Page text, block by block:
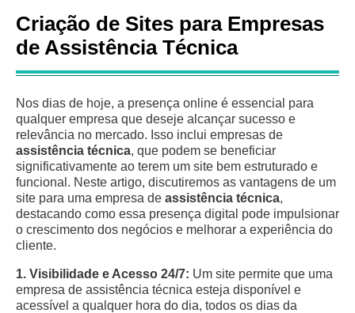
Criação de Sites para Empresas
de Assistência Técnica
Nos dias de hoje, a presença online é essencial para
qualquer empresa que deseje alcançar sucesso e
relevância no mercado. Isso inclui empresas de
assistência técnica, que podem se beneficiar
significativamente ao terem um site bem estruturado e
funcional. Neste artigo, discutiremos as vantagens de um
site para uma empresa de assistência técnica,
destacando como essa presença digital pode impulsionar
o crescimento dos negócios e melhorar a experiência do
cliente.
1. Visibilidade e Acesso 24/7: Um site permite que uma
empresa de assistência técnica esteja disponível e
acessível a qualquer hora do dia, todos os dias da